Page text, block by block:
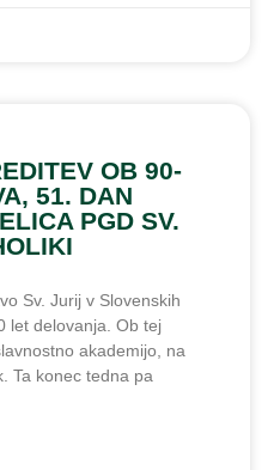
OB 90-
51. DAN
PGD SV.
Sv. Jurij v Slovenskih
let delovanja. Ob tej
akademijo, na
Ta konec tedna pa